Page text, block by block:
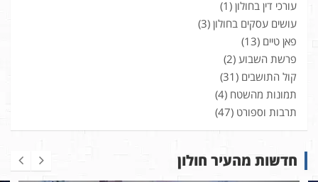
עורכי דין בחולון (1)
עושים עסקים בחולון (3)
פאן טיים (13)
פרשת השבוע (2)
קול התושבים (31)
תמונות מהשטח (4)
תרבות וספורט (47)
חדשות מהעיר חולון